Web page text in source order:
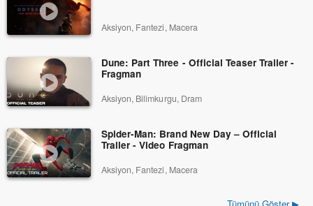
Aksiyon, Fantezi, Macera
Dune: Part Three - Official Teaser Trailer -
Fragman
Aksiyon, Bilimkurgu, Dram
Spider-Man: Brand New Day – Official
Trailer - Video Fragman
Aksiyon, Fantezi, Macera